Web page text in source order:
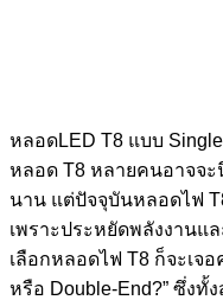
หลอดLED T8 แบบ
หลอด T8 หลายคนอาจจ
นาน แต่ปัจจุบันหลอดไฟ
เพราะประหยัดพลังงานแ
เลือกหลอดไฟ T8 ก็จะเจ
หรือ Double-End?” ซึ่ง